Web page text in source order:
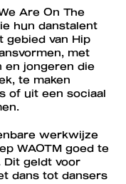
Are On The
hun danstalent
gebied van Hip
met
en jongeren die
te maken
of uit een sociaal
werkwijze
WAOTM goed te
Dit geldt voor
dans tot dansers